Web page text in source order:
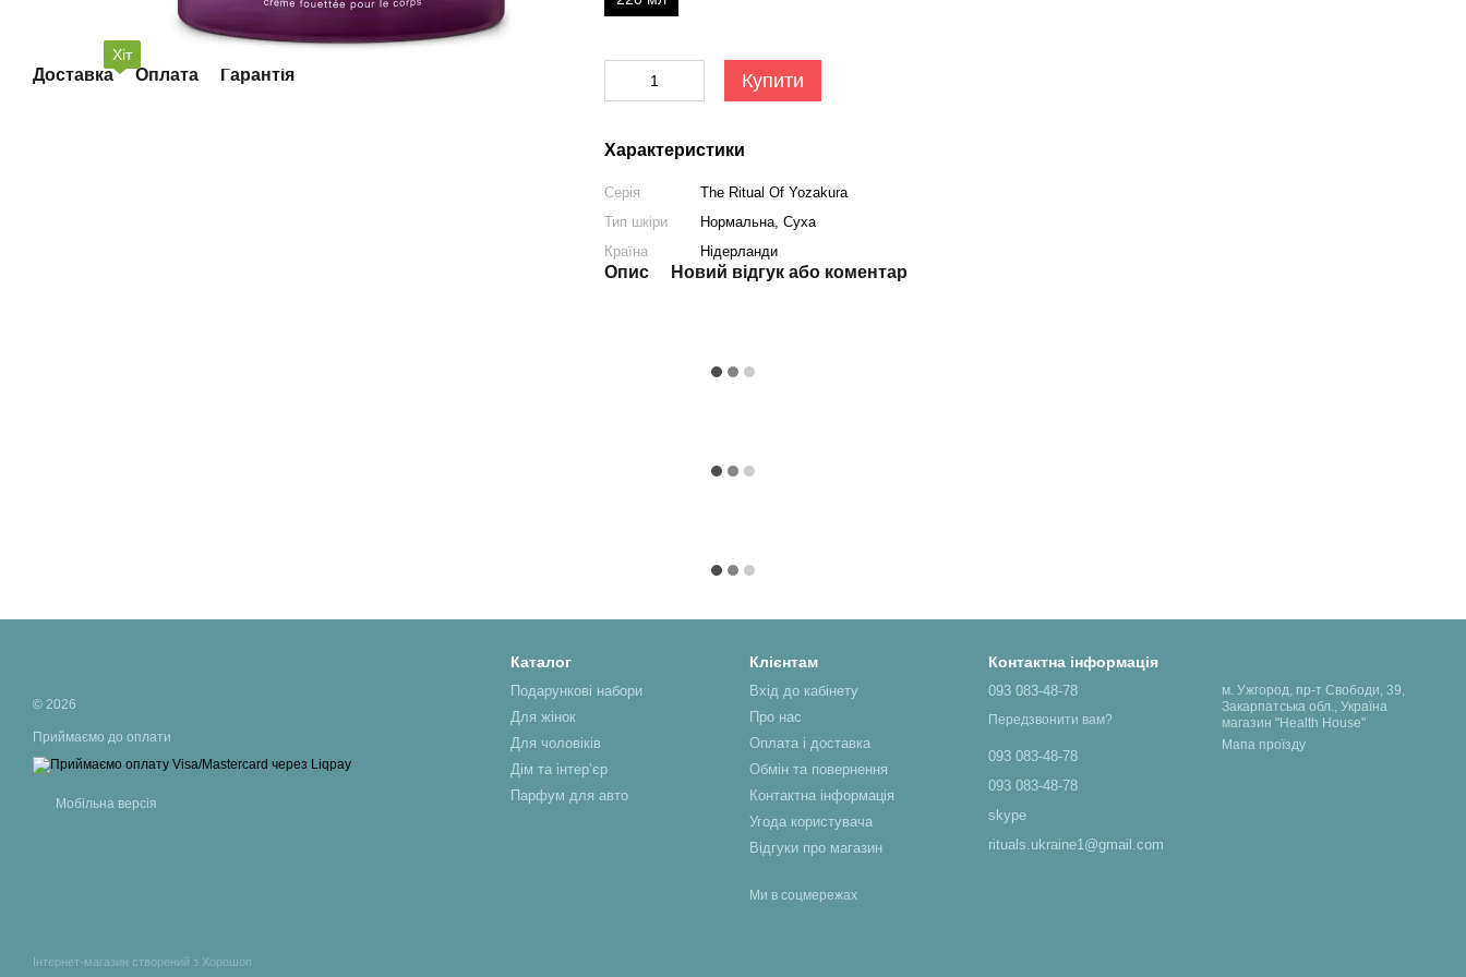
Хіт
Доставка Оплата Гарантія Купити
Характеристики
Серія
The Ritual Of Yozakura
Тип шкіри
Нормальна, Суха
Країна
Нідерланди
Опис Новий відгук або коментар
© 2026
Приймаємо до оплати
Мобільна версія
Інтернет-магазин створений з Хорошоп
Каталог
Подарункові набори
Для жінок
Для чоловіків
Дім та інтерʼєр
Парфум для авто
Клієнтам
Вхід до кабінету
Про нас
Оплата і доставка
Обмін та повернення
Контактна інформація
Угода користувача
Відгуки про магазин
Ми в соцмережах
Контактна інформація
093 083-48-78
Передзвонити вам?
093 083-48-78
093 083-48-78
skype
rituals.ukraine1@gmail.com
м. Ужгород, пр-т Свободи, 39,
Закарпатська обл., Україна
магазин "Health House"
Мапа проїзду